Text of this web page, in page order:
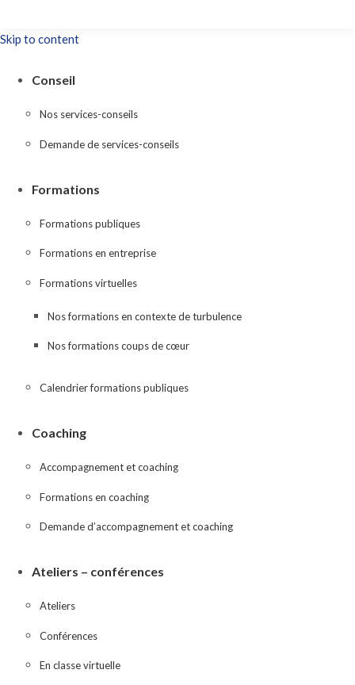
Skip to content
Conseil
Nos services-conseils
Demande de services-conseils
Formations
Formations publiques
Formations en entreprise
Formations virtuelles
Nos formations en contexte de turbulence
Nos formations coups de cœur
Calendrier formations publiques
Coaching
Accompagnement et coaching
Formations en coaching
Demande d’accompagnement et coaching
Ateliers – conférences
Ateliers
Conférences
En classe virtuelle